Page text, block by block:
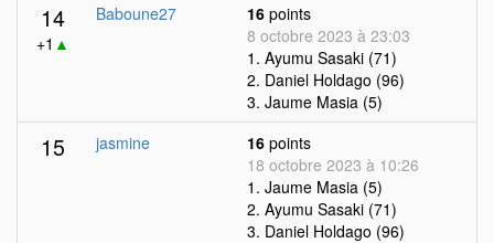
14
+1 ▲
Baboune27 16 points
8 octobre 2023 à 23:03
1. Ayumu Sasaki (71)
2. Daniel Holdago (96)
3. Jaume Masia (5)
15 jasmine 16 points
18 octobre 2023 à 10:26
1. Jaume Masia (5)
2. Ayumu Sasaki (71)
3. Daniel Holdago (96)